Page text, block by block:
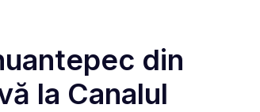
din
la Canalul